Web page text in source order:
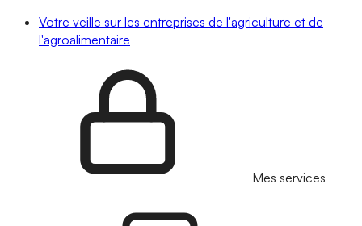
Votre veille sur les entreprises de l'agriculture et de
l'agroalimentaire
Mes services